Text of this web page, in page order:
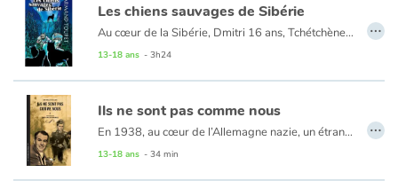
Les chiens sauvages de Sibérie
Au cœur de la Sibérie, Dmitri 16 ans, Tchétchène, est prisonnier dans un goulag. Son seul espoir : s’échapper pour retrouver son pays natal, une amie d’enfance, et de la poudre d’or laissée par son père. Avec Alexeï, ils vont mettre leur projet à exécution. C’est la traque, la peur, et la lutte de chaque instant pour survivre dans les immenses forêts d’Asie centrale au milieu des chiens sauvages. En prenant modèle sur eux et sur leur chef Zarko, ils vont trouver le courage de se battre et de vivre des moments terribles pour tenter de rejoindre leur pays et la liberté.
13-18 ans - 3h24
…
Ils ne sont pas comme nous
En 1938, au cœur de l’Allemagne nazie, un étrange narrateur interné dans un établissement psychiatrique tient un journal et écrit à sa mère. À travers ses mots et ses observations au quotidien, le narrateur nous fait involontairement pressentir qu’une tragédie se prépare. La prochaine euthanasie des handicapés mentaux dans le cadre du funeste programme « T4 ». Un récit bref et émouvant, au style direct, illustré et mis en scène de manière saisissante et cinématographique par des montages photos. Il permet d’ouvrir une réflexion sur le silence permettant les pires crimes de masse et plus globalement sur la folie
13-18 ans - 34 min
…